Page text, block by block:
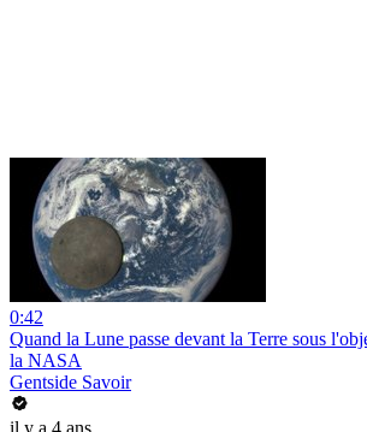
0:42
Quand la Lune passe devant la Terre sous
la NASA
Gentside Savoir